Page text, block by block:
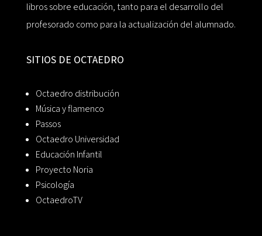
libros sobre educación, tanto para el desarrollo del
profesorado como para la actualización del alumnado.
SITIOS DE OCTAEDRO
Octaedro distribución
Música y flamenco
Passos
Octaedro Universidad
Educación Infantil
Proyecto Noria
Psicología
OctaedroTV